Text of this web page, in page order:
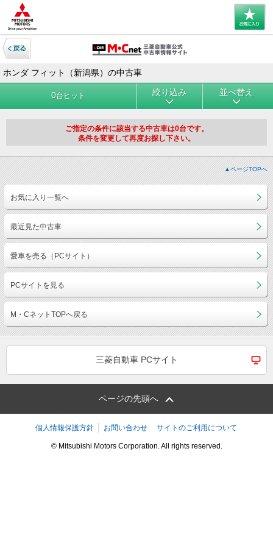
ホンダ フィット（新潟県）の中古車
0台ヒット 絞り込み 並べ替え
ご指定の条件に該当する中古車は0台です。
条件を変更して再度お探し下さい。
▲ページTOPへ
お気に入り一覧へ
最近見た中古車
愛車を売る（PCサイト）
PCサイトを見る
M・CネットTOPへ戻る
三菱自動車 PCサイト
ページの先頭へ
個人情報保護方針 お問い合わせ サイトのご利用について
© Mitsubishi Motors Corporation. All rights reserved.